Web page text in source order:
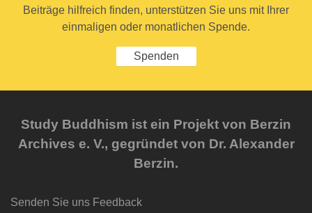
Beiträge hilfreich finden, unterstützen Sie uns mit Ihrer
einmaligen oder monatlichen Spende.
Spenden
Study Buddhism ist ein Projekt von Berzin
Archives e. V., gegründet von Dr. Alexander
Berzin.
Senden Sie uns Feedback